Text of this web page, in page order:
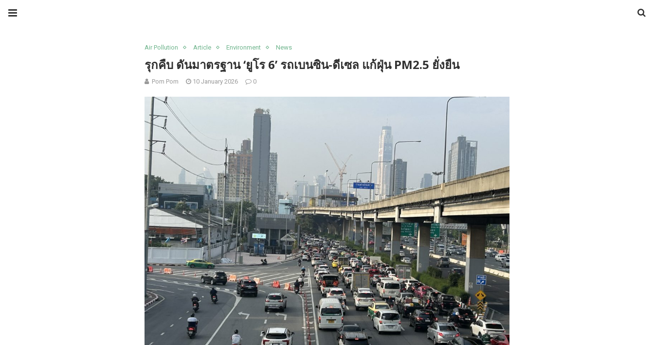
Air Pollution Article Environment News
รุกคืบ ดันมาตรฐาน ‘ยูโร 6’ รถเบนซิน-ดีเซล แก้ฝุ่น PM2.5 ยั่งยืน
Pom Pom 10 January 2026 0